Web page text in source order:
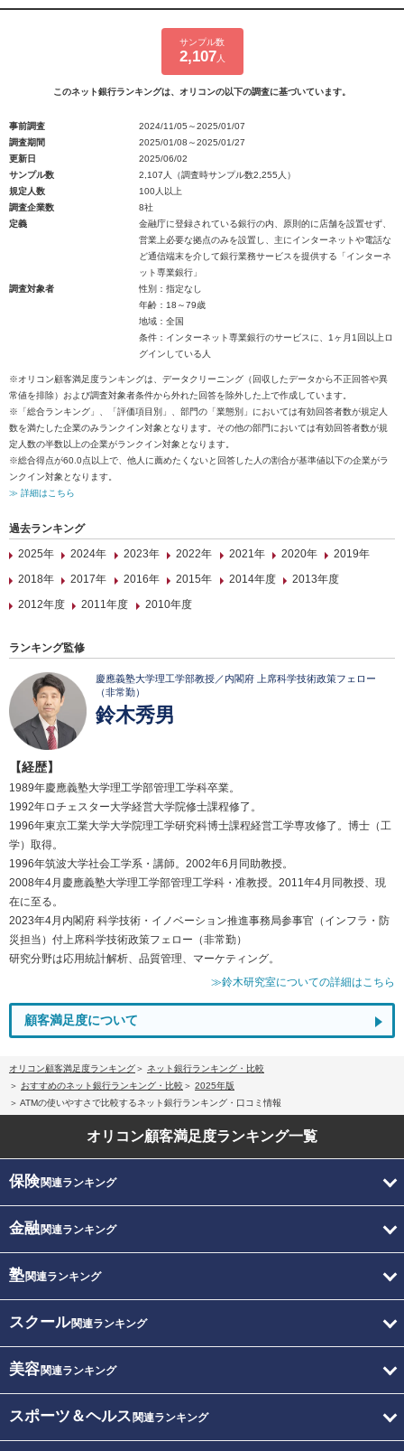
サンプル数
2,107 人
このネット銀行ランキングは、オリコンの以下の調査に基づいています。
事前調査
2024/11/05～2025/01/07
調査期間
2025/01/08～2025/01/27
更新日
2025/06/02
サンプル数
2,107人（調査時サンプル数2,255人）
規定人数
100人以上
調査企業数
8社
定義
金融庁に登録されている銀行の内、原則的に店舗を設置せず、
営業上必要な拠点のみを設置し、主にインターネットや電話な
ど通信端末を介して銀行業務サービスを提供する「インターネ
ット専業銀行」
調査対象者
性別：指定なし
年齢：18～79歳
地域：全国
条件：インターネット専業銀行のサービスに、1ヶ月1回以上ロ
グインしている人
※オリコン顧客満足度ランキングは、データクリーニング（回収したデータから不正回答や異
常値を排除）および調査対象者条件から外れた回答を除外した上で作成しています。
※「総合ランキング」、「評価項目別」、部門の「業態別」においては有効回答者数が規定人
数を満たした企業のみランクイン対象となります。その他の部門においては有効回答者数が規
定人数の半数以上の企業がランクイン対象となります。
※総合得点が60.0点以上で、他人に薦めたくないと回答した人の割合が基準値以下の企業がラ
ンクイン対象となります。
≫ 詳細はこちら
過去ランキング
2025年
2024年 2023年 2022年 2021年 2020年
2019年
2018年
2017年 2016年 2015年 2014年度
2013年度
2012年度
2011年度 2010年度
ランキング監修
慶應義塾大学理工学部教授／内閣府 上席科学技術政策フェロー
（非常勤）
鈴木秀男
【経歴】
1989年慶應義塾大学理工学部管理工学科卒業。
1992年ロチェスター大学経営大学院修士課程修了。
1996年東京工業大学大学院理工学研究科博士課程経営工学専攻修了。博士（工
学）取得。
1996年筑波大学社会工学系・講師。2002年6月同助教授。
2008年4月慶應義塾大学理工学部管理工学科・准教授。2011年4月同教授、現
在に至る。
2023年4月内閣府 科学技術・イノベーション推進事務局参事官（インフラ・防
災担当）付上席科学技術政策フェロー（非常勤）
研究分野は応用統計解析、品質管理、マーケティング。
≫鈴木研究室についての詳細はこちら
顧客満足度について
オリコン顧客満足度ランキング
ネット銀行ランキング・比較
おすすめのネット銀行ランキング・比較
2025年版
ATMの使いやすさで比較するネット銀行ランキング・口コミ情報
オリコン顧客満足度ランキング一覧
保険関連ランキング
金融関連ランキング
塾関連ランキング
スクール関連ランキング
美容関連ランキング
スポーツ＆ヘルス 関連ランキング